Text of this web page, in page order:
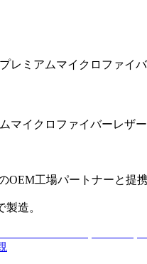
レミアムマイクロファイ
マイクロファイバーレザ
OEM工場パートナーと提携
造。